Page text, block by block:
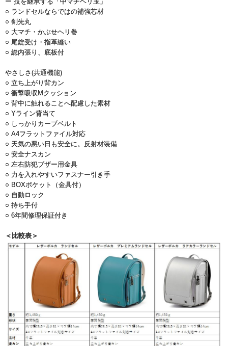
○ ランドセルならではの補強芯材
○ 剣先丸
○ 大マチ・かぶせヘリ巻
○ 尾錠受け・指革縫い
○ 総内張り、底板付
やさしさ(共通機能)
○ 立ち上がり背カン
○ 衝撃吸収Mクッション
○ 背中に触れることへ配慮した素材
○ Yライン背当て
○ しっかりカーブベルト
○ A4フラットファイル対応
○ 天気の悪い日も安全に。反射材装備
○ 安全ナスカン
○ 左右防犯ブザー用金具
○ 力を入れやすいファスナー引き手
○ BOXポケット（金具付）
○ 自動ロック
○ 持ち手付
○ 6年間修理保証付き
＜比較表＞